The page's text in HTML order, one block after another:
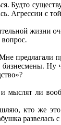
Будто
Агрессии с
жизни
предлагали
Ну
мыслят ли
кто же
развелась